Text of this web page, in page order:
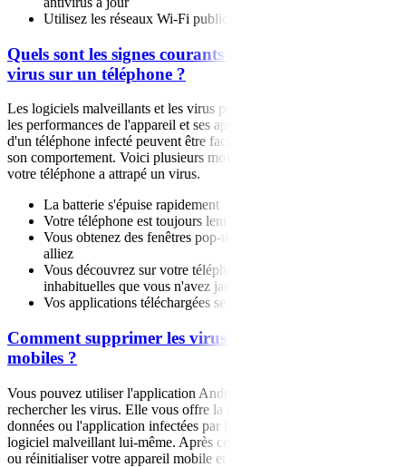
Utilisez les réseaux Wi-Fi publics avec précaution
Quels sont les signes courants d'une infection de
virus sur un téléphone ?
Les logiciels malveillants et les virus pour mobile peuvent affecter
les performances de l'appareil et ses applications. Les symptômes
d'un téléphone infecté peuvent être facilement détectés en observant
son comportement. Voici plusieurs moyens faciles de déterminer si
votre téléphone a attrapé un virus.
La batterie s'épuise rapidement
Votre téléphone est toujours lent
Vous obtenez des fenêtres pop-up publicitaires où que vous
alliez
Vous découvrez sur votre téléphone des applications
inhabituelles que vous n'avez jamais téléchargées
Vos applications téléchargées se bloquent en permanence
Comment supprimer les virus des appareils
mobiles ?
Vous pouvez utiliser l'application Android McAfee Security pour
rechercher les virus. Elle vous offre la possibilité de supprimer les
données ou l'application infectées par le virus, ou de supprimer le
logiciel malveillant lui-même. Après cela, vous pouvez redémarrer
ou réinitialiser votre appareil mobile et restaurer votre contenu.